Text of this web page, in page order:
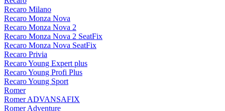
Recaro Milano
Recaro Monza Nova
Recaro Monza Nova 2
Recaro Monza Nova 2 SeatFix
Recaro Monza Nova SeatFix
Recaro Privia
Recaro Young Expert plus
Recaro Young Profi Plus
Recaro Young Sport
Romer
Romer ADVANSAFIX
Romer Adventure